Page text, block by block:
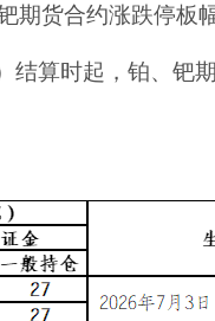
期货合约涨跌停板
结算时起，铂、钯